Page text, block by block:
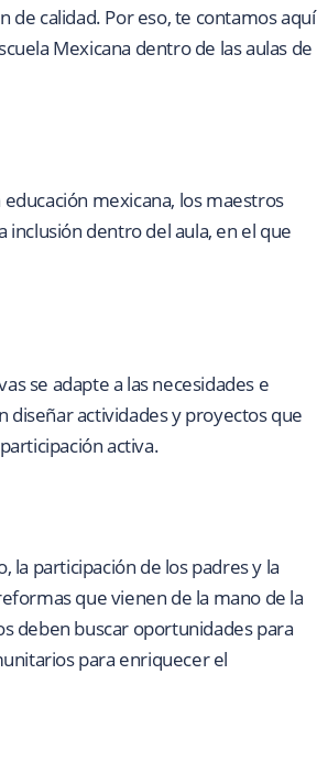
de calidad. Por eso, te contamos aquí
Mexicana dentro de las aulas de
mexicana, los maestros
dentro del aula, en el que
se adapte a las necesidades e
diseñar actividades y proyectos que
activa.
la participación de los padres y la
que vienen de la mano de la
deben buscar oportunidades para
para enriquecer el